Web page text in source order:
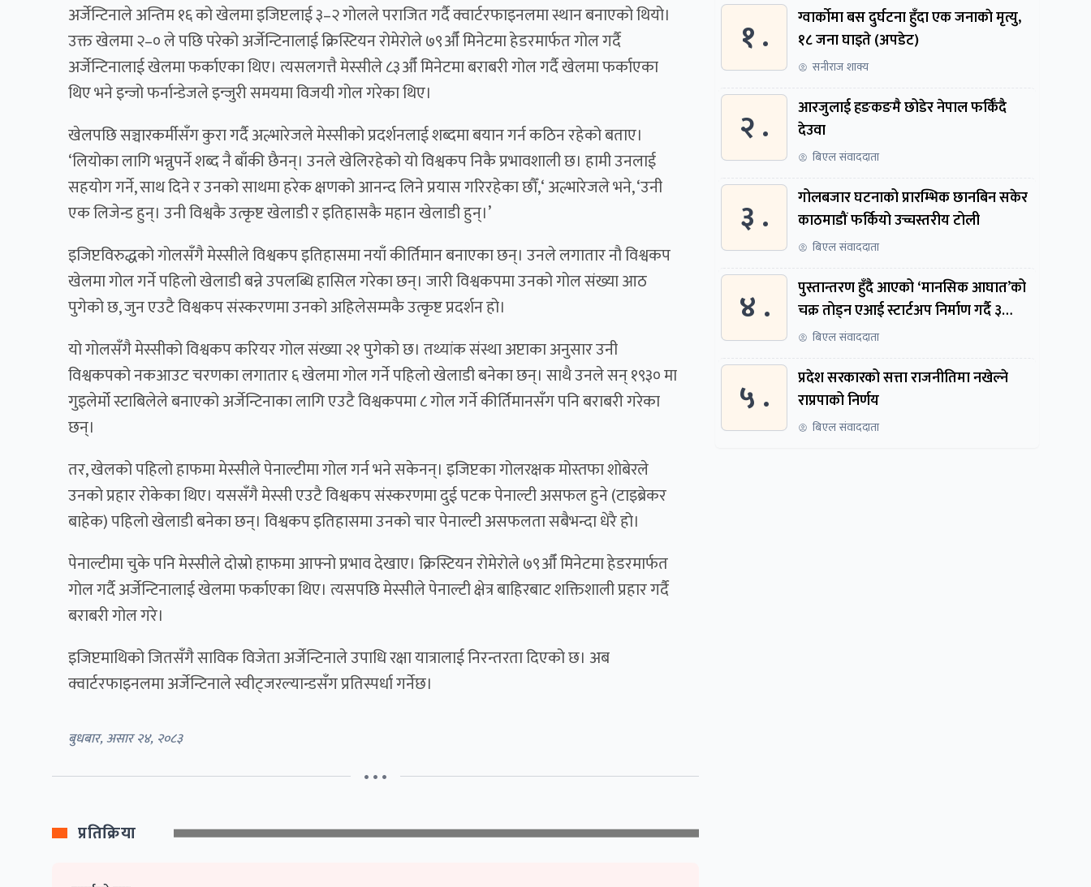
अर्जेन्टिनाले अन्तिम १६ को खेलमा इजिप्टलाई ३–२ गोलले पराजित गर्दै क्वार्टरफाइनलमा स्थान बनाएको थियो।
उक्त खेलमा २–० ले पछि परेको अर्जेन्टिनालाई क्रिस्टियन रोमेरोले ७९औँ मिनेटमा हेडरमार्फत गोल गर्दै
अर्जेन्टिनालाई खेलमा फर्काएका थिए। त्यसलगत्तै मेस्सीले ८३औँ मिनेटमा बराबरी गोल गर्दै खेलमा फर्काएका
थिए भने इन्जो फर्नान्डेजले इन्जुरी समयमा विजयी गोल गरेका थिए।
खेलपछि सञ्चारकर्मीसँग कुरा गर्दै अल्भारेजले मेस्सीको प्रदर्शनलाई शब्दमा बयान गर्न कठिन रहेको बताए।
‘लियोका लागि भन्नुपर्ने शब्द नै बाँकी छैनन्। उनले खेलिरहेको यो विश्वकप निकै प्रभावशाली छ। हामी उनलाई
सहयोग गर्ने, साथ दिने र उनको साथमा हरेक क्षणको आनन्द लिने प्रयास गरिरहेका छौँ,‘ अल्भारेजले भने, ‘उनी
एक लिजेन्ड हुन्। उनी विश्वकै उत्कृष्ट खेलाडी र इतिहासकै महान खेलाडी हुन्।’
इजिप्टविरुद्धको गोलसँगै मेस्सीले विश्वकप इतिहासमा नयाँ कीर्तिमान बनाएका छन्। उनले लगातार नौ विश्वकप
खेलमा गोल गर्ने पहिलो खेलाडी बन्ने उपलब्धि हासिल गरेका छन्। जारी विश्वकपमा उनको गोल संख्या आठ
पुगेको छ, जुन एउटै विश्वकप संस्करणमा उनको अहिलेसम्मकै उत्कृष्ट प्रदर्शन हो।
यो गोलसँगै मेस्सीको विश्वकप करियर गोल संख्या २१ पुगेको छ। तथ्यांक संस्था अप्टाका अनुसार उनी
विश्वकपको नकआउट चरणका लगातार ६ खेलमा गोल गर्ने पहिलो खेलाडी बनेका छन्। साथै उनले सन् १९३० मा
गुइलेर्मो स्टाबिलेले बनाएको अर्जेन्टिनाका लागि एउटै विश्वकपमा ८ गोल गर्ने कीर्तिमानसँग पनि बराबरी गरेका
छन्।
तर, खेलको पहिलो हाफमा मेस्सीले पेनाल्टीमा गोल गर्न भने सकेनन्। इजिप्टका गोलरक्षक मोस्तफा शोबेरले
उनको प्रहार रोकेका थिए। यससँगै मेस्सी एउटै विश्वकप संस्करणमा दुई पटक पेनाल्टी असफल हुने (टाइब्रेकर
बाहेक) पहिलो खेलाडी बनेका छन्। विश्वकप इतिहासमा उनको चार पेनाल्टी असफलता सबैभन्दा धेरै हो।
पेनाल्टीमा चुके पनि मेस्सीले दोस्रो हाफमा आफ्नो प्रभाव देखाए। क्रिस्टियन रोमेरोले ७९औँ मिनेटमा हेडरमार्फत
गोल गर्दै अर्जेन्टिनालाई खेलमा फर्काएका थिए। त्यसपछि मेस्सीले पेनाल्टी क्षेत्र बाहिरबाट शक्तिशाली प्रहार गर्दै
बराबरी गोल गरे।
इजिप्टमाथिको जितसँगै साविक विजेता अर्जेन्टिनाले उपाधि रक्षा यात्रालाई निरन्तरता दिएको छ। अब
क्वार्टरफाइनलमा अर्जेन्टिनाले स्वीट्जरल्यान्डसँग प्रतिस्पर्धा गर्नेछ।
बुधबार, असार २४, २०८३
• • •
प्रतिक्रिया
१ .
ग्वार्काेमा बस दुर्घटना हुँदा एक जनाकाे मृत्यु,
१८ जना घाइते (अपडेट)
सनीराज शाक्य
२ .
आरजुलाई हङकङमै छोडेर नेपाल फर्किँदै
देउवा
बिएल संवाददाता
३ .
गोलबजार घटनाको प्रारम्भिक छानबिन सकेर
काठमाडौं फर्कियो उच्चस्तरीय टोली
बिएल संवाददाता
४ .
पुस्तान्तरण हुँदै आएको ‘मानसिक आघात’को
चक्र तोड्न एआई स्टार्टअप निर्माण गर्दै ३
नेपाली
बिएल संवाददाता
५ .
प्रदेश सरकारको सत्ता राजनीतिमा नखेल्ने
राप्रपाको निर्णय
बिएल संवाददाता